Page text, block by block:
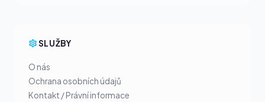
SLUŽBY
O nás
Ochrana osobních údajů
Kontakt / Právní informace